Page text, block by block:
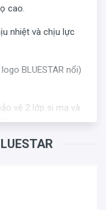
cao.
nhiệt và chịu lực
BLUESTAR nổi)
vệ 2 lớp si mạ và
dòng đánh lửa